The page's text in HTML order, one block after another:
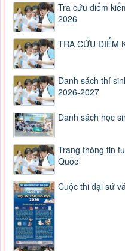
Tra cứu điểm
2026
TRA CỨU ĐIỂM
Danh sách thí
2026-2027
Danh sách học
Trang thông tin
Quốc
Cuộc thi đại sứ